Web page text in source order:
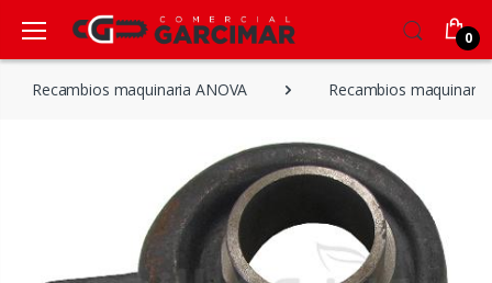
0
Recambios maquinaria ANOVA Recambios maquinaria